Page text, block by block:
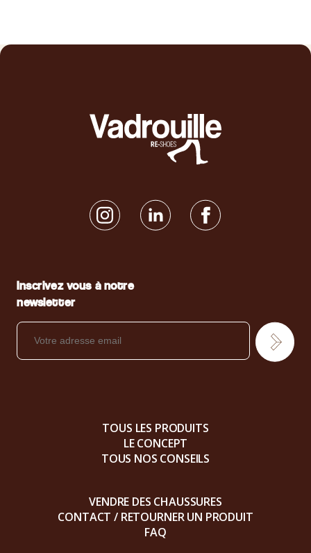
Inscrivez vous à notre
newsletter
TOUS LES PRODUITS
LE CONCEPT
TOUS NOS CONSEILS
VENDRE DES CHAUSSURES
CONTACT / RETOURNER UN PRODUIT
FAQ